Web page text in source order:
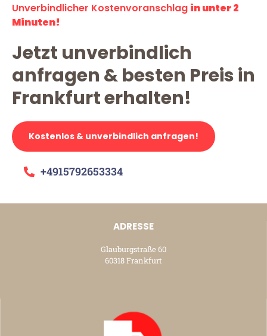
Unverbindlicher Kostenvoranschlag in unter 2
Minuten!
Jetzt unverbindlich
anfragen & besten Preis in
Frankfurt erhalten!
Kostenlos & unverbindlich anfragen!
+4915792653334
ADRESSE
Glauburgstraße 60
60318 Frankfurt